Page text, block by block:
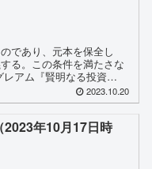
であり、元本を保全し
る。この条件を満たさな
アム『賢明なる投資
ンデックス投信をドル...
2023.10.20
2023年10月17日時